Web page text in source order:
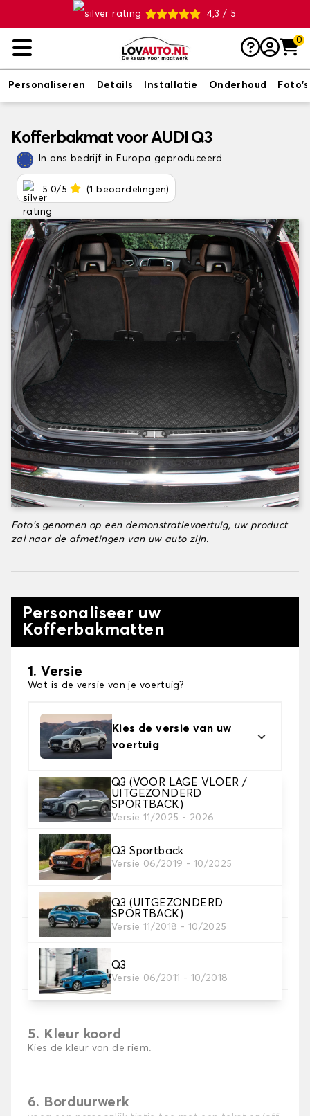
4,3 / 5
0
Personaliseren Details Installatie Onderhoud Foto's
Kofferbakmat voor AUDI Q3
In ons bedrijf in Europa geproduceerd
5.0/5 (1 beoordelingen)
Foto's genomen op een demonstratievoertuig, uw product
zal naar de afmetingen van uw auto zijn.
Personaliseer uw
Kofferbakmatten
1. Versie
Wat is de versie van je voertuig?
Kies de versie van uw
voertuig
Q3 (VOOR LAGE VLOER /
UITGEZONDERD
SPORTBACK)
Versie 11/2025 - 2026
Q3 Sportback
Versie 06/2019 - 10/2025
Q3 (UITGEZONDERD
SPORTBACK)
Versie 11/2018 - 10/2025
Q3
Versie 06/2011 - 10/2018
2. Materiaal
Kies het materiaal van uw kofferbakmat
3. Tapijt kleuren
Kies de kleur van je tapijt kofferruimte.
Kies het materiaal voor de riem.
5. Kleur koord
Kies de kleur van de riem.
6. Borduurwerk